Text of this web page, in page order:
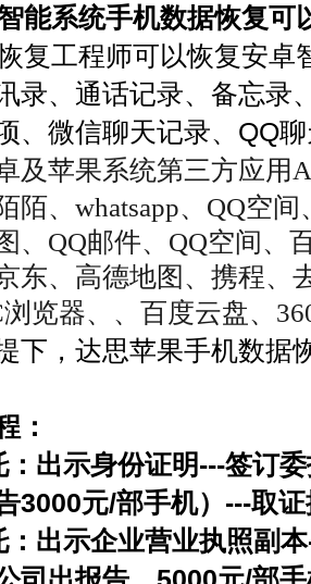
能系统手机数据恢复可
复工程师可以恢复安卓
录、通话记录、备忘录
、微信聊天记录、QQ
及苹果系统第三方应用
陌、whatsapp、QQ空
、QQ邮件、QQ空间、
东、高德地图、携程、
览器、、百度云盘、
下，达思苹果手机数据
：
：出示身份证明---签订
3000元/部手机）---取
出示企业营业执照副